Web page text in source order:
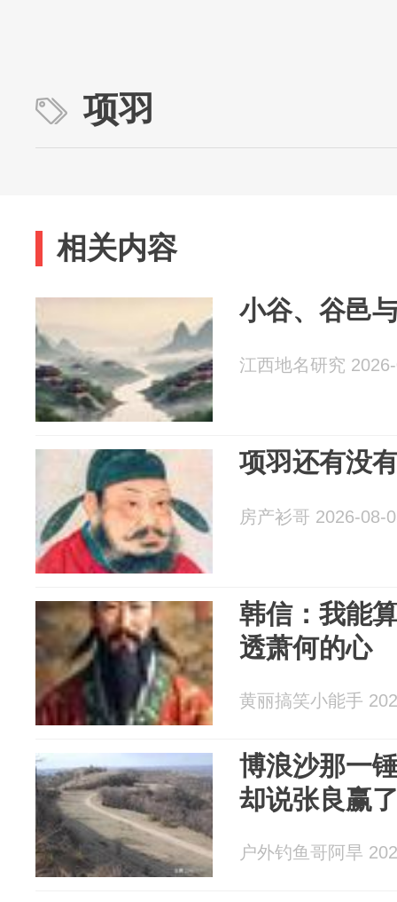
项羽
相关内容
小谷、谷邑
江西地名研究
项羽还有没
房产衫哥 2026-08-
韩信：我能
透萧何的心
黄丽搞笑小能手
博浪沙那一
却说张良赢
户外钓鱼哥阿旱